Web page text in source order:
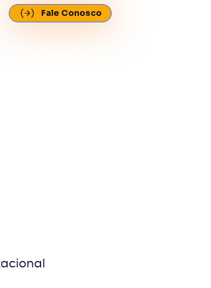
Fale Conosco